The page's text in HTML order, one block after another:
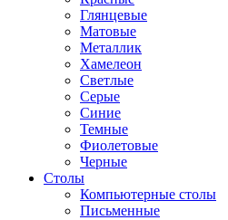
Глянцевые
Матовые
Металлик
Хамелеон
Светлые
Серые
Синие
Темные
Фиолетовые
Черные
Столы
Компьютерные столы
Письменные